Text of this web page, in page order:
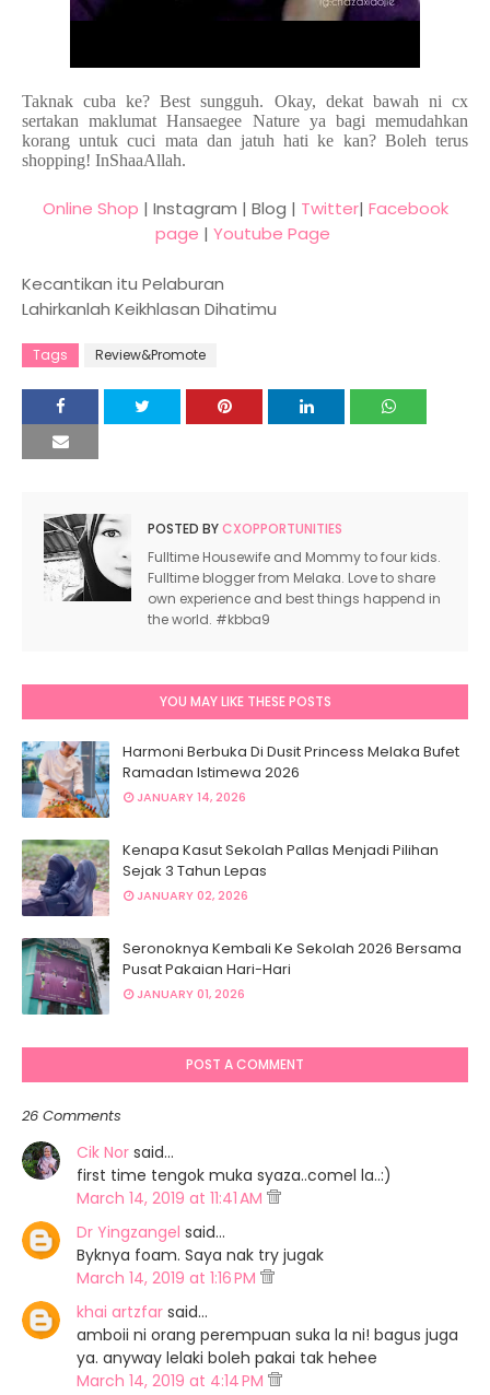
Taknak cuba ke? Best sungguh. Okay, dekat bawah ni cx
sertakan maklumat Hansaegee Nature ya bagi memudahkan
korang untuk cuci mata dan jatuh hati ke kan? Boleh terus
shopping! InShaaAllah.
Online Shop | Instagram | Blog | Twitter| Facebook
page | Youtube Page
Kecantikan itu Pelaburan
Lahirkanlah Keikhlasan Dihatimu
Tags Review&Promote
POSTED BYCXOPPORTUNITIES
Fulltime Housewife and Mommy to four kids.
Fulltime blogger from Melaka. Love to share
own experience and best things happend in
the world. #kbba9
YOU MAY LIKE THESE POSTS
Harmoni Berbuka Di Dusit Princess Melaka Bufet
Ramadan Istimewa 2026
JANUARY 14, 2026
Kenapa Kasut Sekolah Pallas Menjadi Pilihan
Sejak 3 Tahun Lepas
JANUARY 02, 2026
Seronoknya Kembali Ke Sekolah 2026 Bersama
Pusat Pakaian Hari-Hari
JANUARY 01, 2026
POST A COMMENT
26 Comments
Cik Nor said…
first time tengok muka syaza..comel la..:)
March 14, 2019 at 11:41 AM
Dr Yingzangel said…
Byknya foam. Saya nak try jugak
March 14, 2019 at 1:16 PM
khai artzfar said…
amboii ni orang perempuan suka la ni! bagus juga
ya. anyway lelaki boleh pakai tak hehee
March 14, 2019 at 4:14 PM